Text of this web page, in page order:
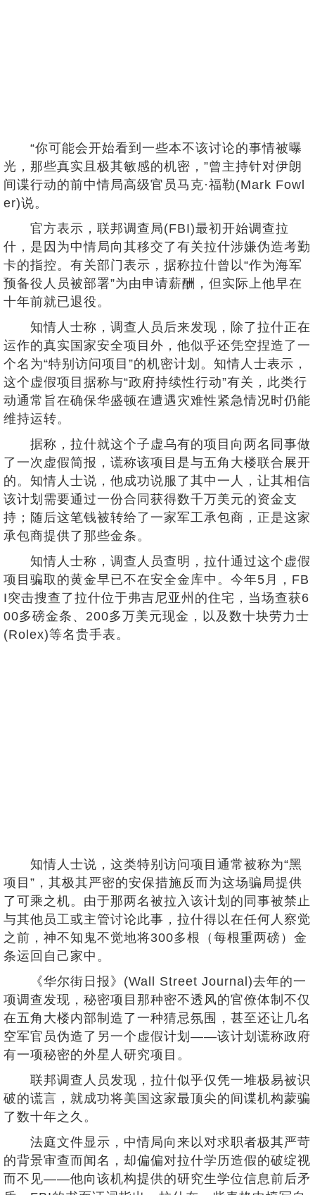
“你可能会开始看到一些本不该讨论的事情被曝
光，那些真实且极其敏感的机密，”曾主持针对伊朗
间谍行动的前中情局高级官员马克·福勒(Mark Fowl
er)说。
官方表示，联邦调查局(FBI)最初开始调查拉
什，是因为中情局向其移交了有关拉什涉嫌伪造考勤
卡的指控。有关部门表示，据称拉什曾以“作为海军
预备役人员被部署”为由申请薪酬，但实际上他早在
十年前就已退役。
知情人士称，调查人员后来发现，除了拉什正在
运作的真实国家安全项目外，他似乎还凭空捏造了一
个名为“特别访问项目”的机密计划。知情人士表示，
这个虚假项目据称与“政府持续性行动”有关，此类行
动通常旨在确保华盛顿在遭遇灾难性紧急情况时仍能
维持运转。
据称，拉什就这个子虚乌有的项目向两名同事做
了一次虚假简报，谎称该项目是与五角大楼联合展开
的。知情人士说，他成功说服了其中一人，让其相信
该计划需要通过一份合同获得数千万美元的资金支
持；随后这笔钱被转给了一家军工承包商，正是这家
承包商提供了那些金条。
知情人士称，调查人员查明，拉什通过这个虚假
项目骗取的黄金早已不在安全金库中。今年5月，FB
I突击搜查了拉什位于弗吉尼亚州的住宅，当场查获6
00多磅金条、200多万美元现金，以及数十块劳力士
(Rolex)等名贵手表。
知情人士说，这类特别访问项目通常被称为“黑
项目”，其极其严密的安保措施反而为这场骗局提供
了可乘之机。由于那两名被拉入该计划的同事被禁止
与其他员工或主管讨论此事，拉什得以在任何人察觉
之前，神不知鬼不觉地将300多根（每根重两磅）金
条运回自己家中。
《华尔街日报》(Wall Street Journal)去年的一
项调查发现，秘密项目那种密不透风的官僚体制不仅
在五角大楼内部制造了一种猜忌氛围，甚至还让几名
空军官员伪造了另一个虚假计划——该计划谎称政府
有一项秘密的外星人研究项目。
联邦调查人员发现，拉什似乎仅凭一堆极易被识
破的谎言，就成功将美国这家最顶尖的间谍机构蒙骗
了数十年之久。
法庭文件显示，中情局向来以对求职者极其严苛
的背景审查而闻名，却偏偏对拉什学历造假的破绽视
而不见——他向该机构提供的研究生学位信息前后矛